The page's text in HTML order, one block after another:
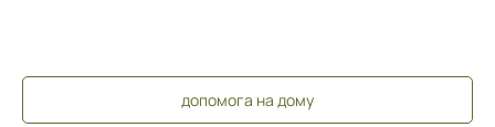
допомога на дому